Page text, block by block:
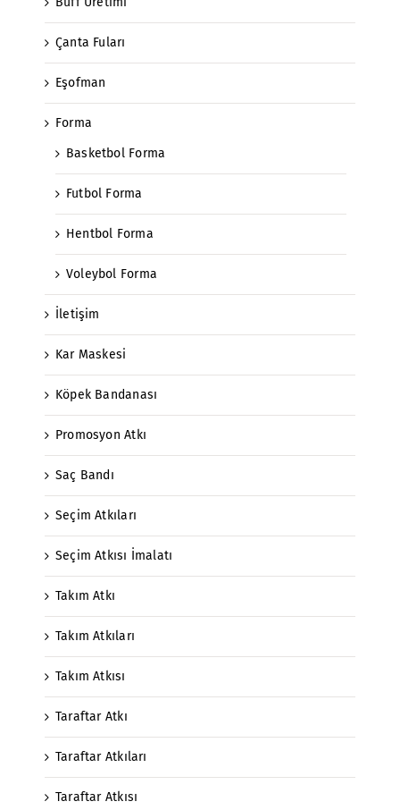
Çanta Fuları
Eşofman
Forma
Basketbol Forma
Futbol Forma
Hentbol Forma
Voleybol Forma
İletişim
Kar Maskesi
Köpek Bandanası
Promosyon Atkı
Saç Bandı
Seçim Atkıları
Seçim Atkısı İmalatı
Takım Atkı
Takım Atkıları
Takım Atkısı
Taraftar Atkı
Taraftar Atkıları
Taraftar Atkısı